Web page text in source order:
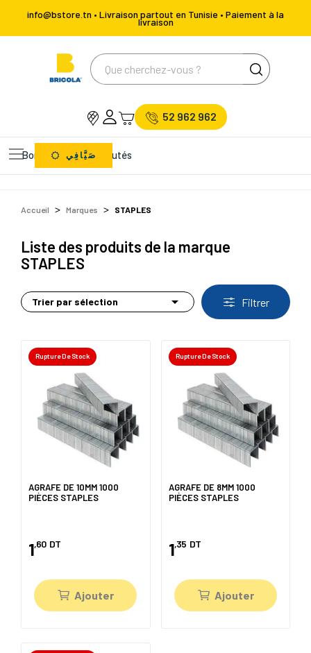
info@bstore.tn • Livraison partout en Tunisie • Paiement à la
livraison
52 962 962
Bons Plans Nouveautés
صَيَّافِي
Accueil Marques STAPLES
Liste des produits de la marque
STAPLES
Trier par sélection  Filtrer
Rupture De Stock
AGRAFE DE 10MM 1000
PIÈCES STAPLES
1,60 DT
Ajouter
Rupture De Stock
AGRAFE DE 8MM 1000
PIÈCES STAPLES
1,35 DT
Ajouter